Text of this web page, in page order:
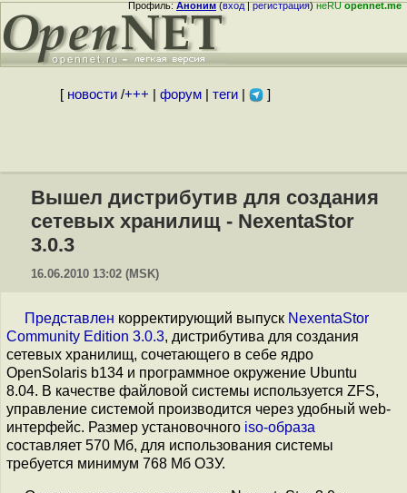
Профиль:Аноним(вход|регистрация)неRUopennet.me
[ новости/+++ форум| теги| ]
Вышел дистрибутив для создания
сетевых хранилищ - NexentaStor
3.0.3
16.06.2010 13:02 (MSK)
Представлен корректирующий выпуск NexentaStor
Community Edition 3.0.3, дистрибутива для создания
сетевых хранилищ, сочетающего в себе ядро
OpenSolaris b134 и программное окружение Ubuntu
8.04. В качестве файловой системы используется ZFS,
управление системой производится через удобный web-
интерфейс. Размер установочного iso-образа
составляет 570 Мб, для использования системы
требуется минимум 768 Мб ОЗУ.